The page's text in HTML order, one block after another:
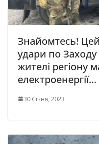
Знайомтесь!
удари по
жителі регіону
електроенергії…
30 Січня, 2023